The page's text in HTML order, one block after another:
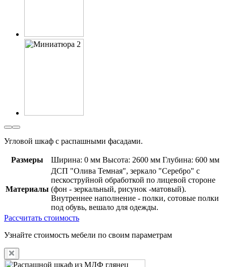
Угловой шкаф с распашными фасадами.
Размеры Ширина: 0 мм Высота: 2600 мм Глубина: 600 мм
Материалы
ДСП "Олива Темная", зеркало "Серебро" с
пескоструйной обработкой по лицевой стороне
(фон - зеркальный, рисунок -матовый).
Внутреннее наполнение - полки, сотовые полки
под обувь, вешало для одежды.
Рассчитать стоимость
Узнайте стоимость мебели по своим параметрам